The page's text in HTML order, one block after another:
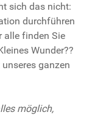
sich das nicht:
durchführen
alle finden Sie
Wunder??
ganzen
möglich,